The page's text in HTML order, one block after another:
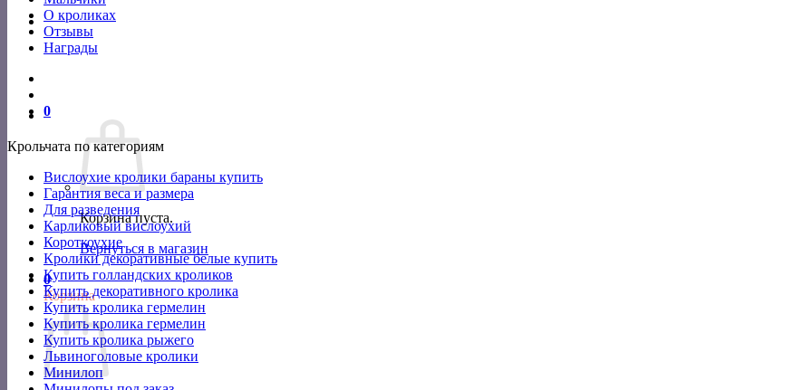
О кроликах
Отзывы
Награды
0
Корзина пуста.
Вернуться в магазин
0
Корзина
Крольчата по категориям
Вислоухие кролики бараны купить
Гарантия веса и размера
Для разведения
Карликовый вислоухий
Короткоухие
Кролики декоративные белые купить
Купить голландских кроликов
Купить декоративного кролика
Купить кролика гермелин
Купить кролика гермелин
Купить кролика рыжего
Львиноголовые кролики
Минилоп